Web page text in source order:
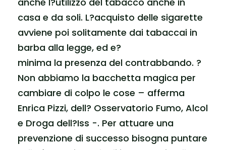
casa e da soli. L?acquisto delle sigarette
avviene poi solitamente dai tabaccai in
barba alla legge, ed e?
minima la presenza del contrabbando. ?
Non abbiamo la bacchetta magica per
cambiare di colpo le cose – afferma
Enrica Pizzi, dell? Osservatorio Fumo, Alcol
e Droga dell?Iss -. Per attuare una
prevenzione di successo bisogna puntare